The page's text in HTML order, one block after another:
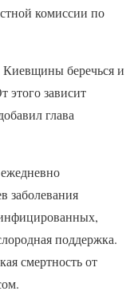
комиссии по
беречься и
этого зависит
глава
заболевания
поддержка.
смертность от